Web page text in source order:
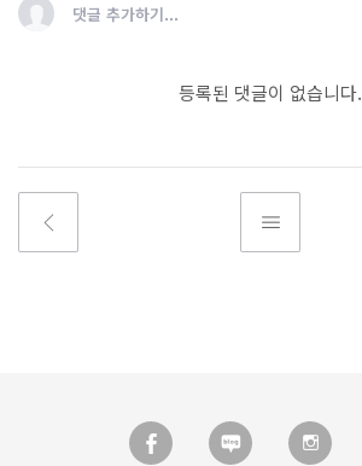
댓글 추가하기...
등록된 댓글이 없습니다.